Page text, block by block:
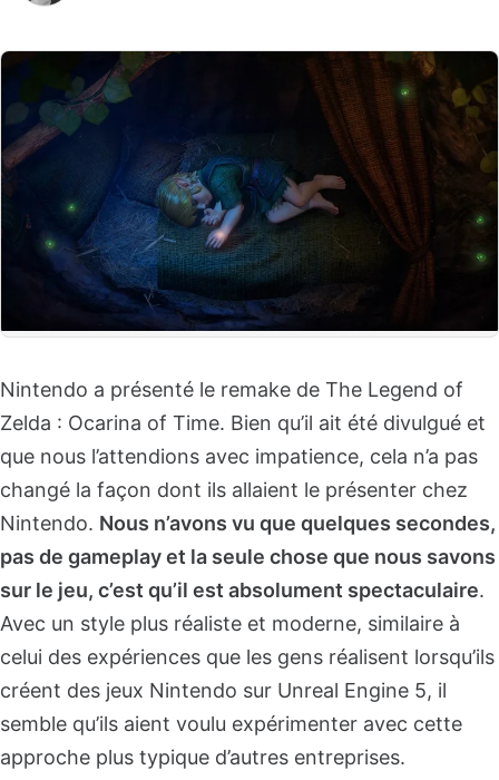
Nintendo a présenté le remake de The Legend of
Zelda : Ocarina of Time. Bien qu’il ait été divulgué et
que nous l’attendions avec impatience, cela n’a pas
changé la façon dont ils allaient le présenter chez
Nintendo. Nous n’avons vu que quelques secondes,
pas de gameplay et la seule chose que nous savons
sur le jeu, c’est qu’il est absolument spectaculaire.
Avec un style plus réaliste et moderne, similaire à
celui des expériences que les gens réalisent lorsqu’ils
créent des jeux Nintendo sur Unreal Engine 5, il
semble qu’ils aient voulu expérimenter avec cette
approche plus typique d’autres entreprises.